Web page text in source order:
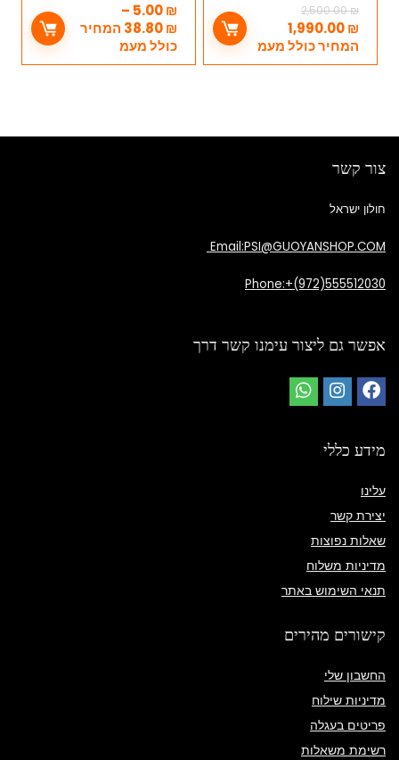
2,500.00₪
1,990.00₪
המחיר כולל מעמ
5.00₪
–
38.80₪
המחיר
כולל מעמ
צור קשר
חולון ישראל
Email:PSI@GUOYANSHOP.COM
Phone:+(972)555512030
אפשר גם ליצור עימנו קשר דרך
מידע כללי
עלינו
יצירת קשר
שאלות נפוצות
מדיניות משלוח
תנאי השימוש באתר
קישורים מהירים
החשבון שלי
מדיניות שילוח
פריטים בעגלה
רשימת משאלות